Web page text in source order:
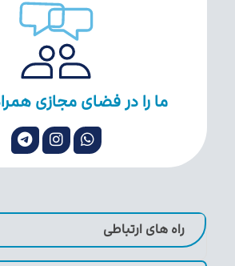
ما را در فضای مجازی
راه های ارتباطی